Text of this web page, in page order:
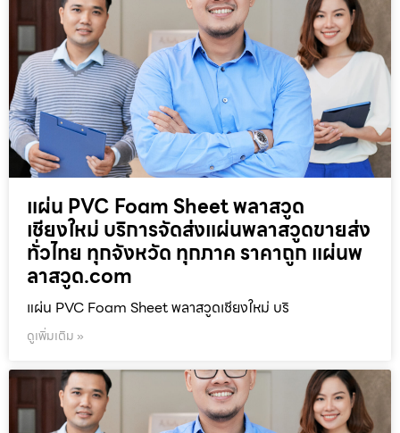
แผ่น PVC Foam Sheet พลาสวูด
เชียงใหม่ บริการจัดส่งแผ่นพลาสวูดขายส่ง
ทั่วไทย ทุกจังหวัด ทุกภาค ราคาถูก แผ่นพ
ลาสวูด.com
แผ่น PVC Foam Sheet พลาสวูดเชียงใหม่ บริ
ดูเพิ่มเติม »